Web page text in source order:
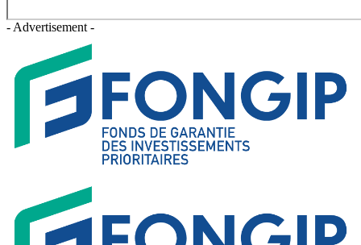
- Advertisement -